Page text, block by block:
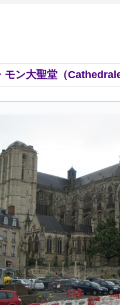
モン大聖堂（